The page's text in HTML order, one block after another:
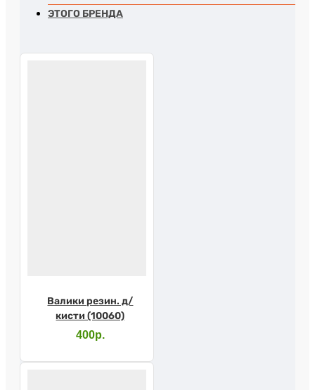
ЭТОГО БРЕНДА
Валики резин. д/
кисти (10060)
400р.